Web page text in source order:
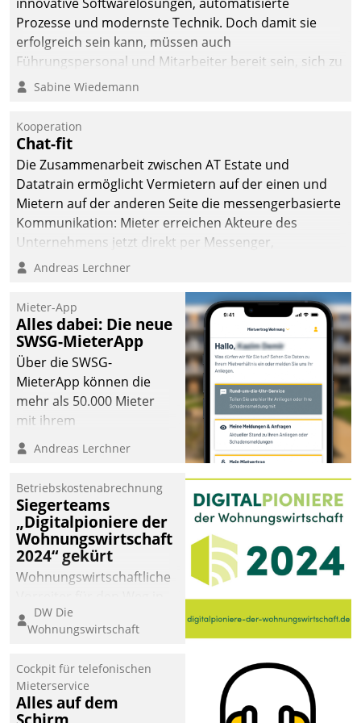
Prozesse und modernste Technik. Doch damit sie
erfolgreich sein kann, müssen auch
Führungspersonal und Mitarbeiter bereit sein, sich zu
verändern und anzupassen, sonst werden sie an ihr
Sabine Wiedemann
Kooperation
Chat-fit
Die Zusammenarbeit zwischen AT Estate und
Datatrain ermöglicht Vermietern auf der einen und
Mietern auf der anderen Seite die messengerbasierte
Kommunikation: Mieter erreichen Akteure des
Unternehmens jetzt direkt per Messenger,
Mitarbeiter oder Dienstleister empfangen oder
Andreas Lerchner
Mieter-App
Alles dabei: Die neue
SWSG-MieterApp
Über die SWSG-
MieterApp können die
mehr als 50.000 Mieter
mit ihrem
Wohnungsunternehmen
kommunizieren, auf dem
einsehen und ändern
oder
Schadensmeldungen
abgeben – rund um die
Uhr.
Andreas Lerchner
Betriebskostenabrechnung
Siegerteams
„Digitalpioniere der
Wohnungswirtschaft
2024“ gekürt
Wohnungswirtschaftliche
eine digitale Zukunft zu
finden, ist das Ziel des
der
Wohnungswirtschaft“.
Bewerben können sich
DW Die
Wohnungswirtschaft
Cockpit für telefonischen
Mieterservice
Alles auf dem